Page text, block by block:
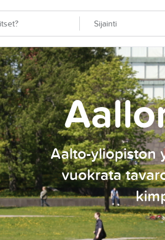
Aalto-yliopiston
vuokrata